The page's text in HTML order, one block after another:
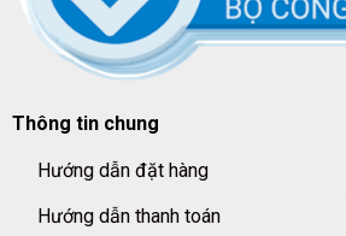
Thông tin chung
Hướng dẫn đặt hàng
Hướng dẫn thanh toán